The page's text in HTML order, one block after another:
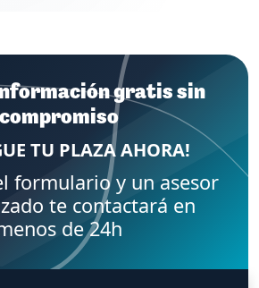
gratis sin
compromiso
TU PLAZA AHORA!
formulario y un asesor
te contactará en
de 24h